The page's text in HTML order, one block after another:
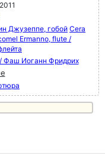
Джузеппе, гобойCera
Ermanno, flute /
Фаш Иоганн Фридрих